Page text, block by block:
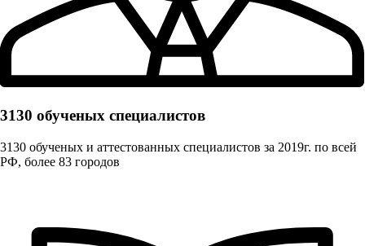
3130 обученых cпециалистов
3130 обученых и аттестованных специалистов за 2019г. по всей
РФ, более 83 городов